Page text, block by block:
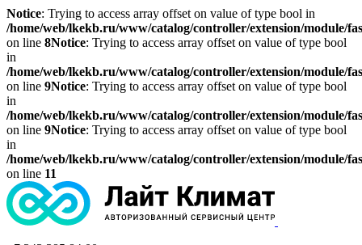
Notice: Trying to access array offset on value of type bool in
/home/web/lkekb.ru/www/catalog/controller/extension/module/
on line 8Notice: Trying to access array offset on value of type bool
in
/home/web/lkekb.ru/www/catalog/controller/extension/module/
on line 9Notice: Trying to access array offset on value of type bool
in
/home/web/lkekb.ru/www/catalog/controller/extension/module/
on line 9Notice: Trying to access array offset on value of type bool
in
/home/web/lkekb.ru/www/catalog/controller/extension/module/
on line 11